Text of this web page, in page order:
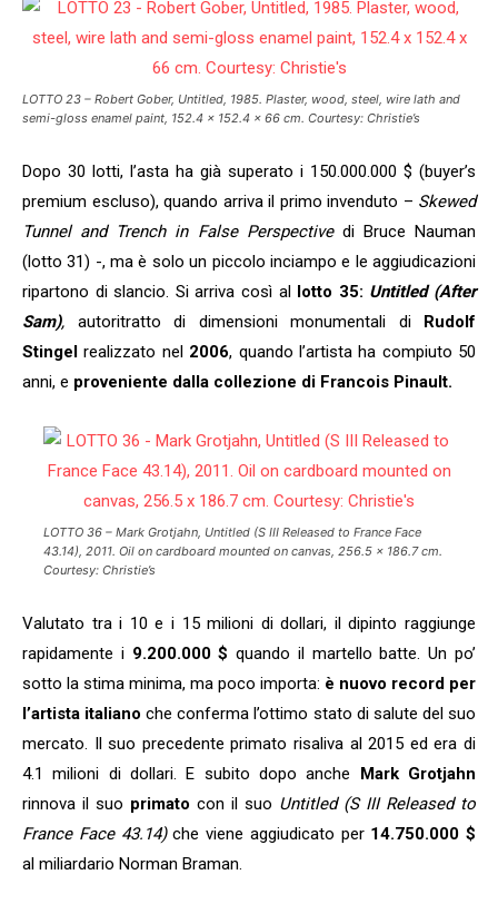
LOTTO 23 – Robert Gober, Untitled, 1985. Plaster, wood, steel, wire lath and
semi-gloss enamel paint, 152.4 x 152.4 x 66 cm. Courtesy: Christie’s
Dopo 30 lotti, l’asta ha già superato i 150.000.000 $ (buyer’s
premium escluso), quando arriva il primo invenduto – Skewed
Tunnel and Trench in False Perspective di Bruce Nauman
(lotto 31) -, ma è solo un piccolo inciampo e le aggiudicazioni
ripartono di slancio. Si arriva così al lotto 35: Untitled (After
Sam), autoritratto di dimensioni monumentali di Rudolf
Stingel realizzato nel 2006, quando l’artista ha compiuto 50
anni, e proveniente dalla collezione di Francois Pinault.
LOTTO 36 – Mark Grotjahn, Untitled (S III Released to France Face
43.14), 2011. Oil on cardboard mounted on canvas, 256.5 x 186.7 cm.
Courtesy: Christie’s
Valutato tra i 10 e i 15 milioni di dollari, il dipinto raggiunge
rapidamente i 9.200.000 $ quando il martello batte. Un po’
sotto la stima minima, ma poco importa: è nuovo record per
l’artista italiano che conferma l’ottimo stato di salute del suo
mercato. Il suo precedente primato risaliva al 2015 ed era di
4.1 milioni di dollari. E subito dopo anche Mark Grotjahn
rinnova il suo primato con il suo Untitled (S III Released to
France Face 43.14)che viene aggiudicato per 14.750.000 $
al miliardario Norman Braman.